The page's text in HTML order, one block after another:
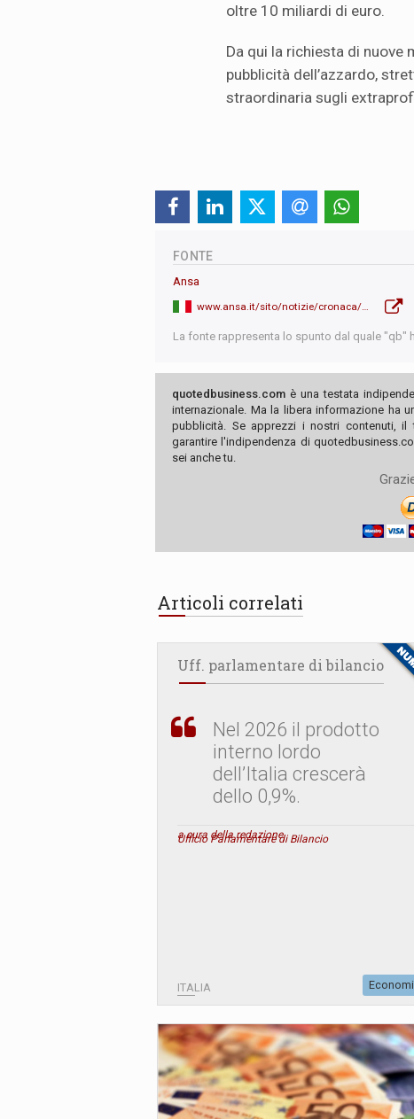
oltre 10 miliardi di euro.
Da qui la richiesta di
pubblicità dell’azzardo,
straordinaria sugli
FONTE
Ansa
La fonte rappresenta lo spunto dal quale "qb"
quotedbusiness.com è una testata
internazionale. Ma la libera informazione ha
pubblicità. Se apprezzi i nostri contenuti,
garantire l'indipendenza di
sei anche tu.
Articoli correlati
Uff. parlamentare di bilancio
Nel 2026 il prodotto
interno lordo
dell’Italia crescerà
dello 0,9%.
a cura della redazione
Ufficio Parlamentare di Bilancio
ITALIA